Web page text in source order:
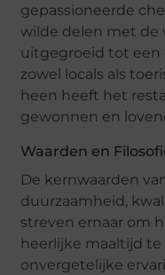
gepassioneerde
wilde delen met de
uitgegroeid tot een
zowel locals als
heen heeft het
gewonnen en
Waarden en
De kernwaarden
duurzaamheid,
streven ernaar om
heerlijke maaltijd
onvergetelijke